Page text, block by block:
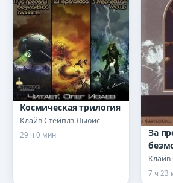
Космическая трилогия
Клайв Стейплз Льюис
29 ч 0 мин
За
Клайв
7 ч 23